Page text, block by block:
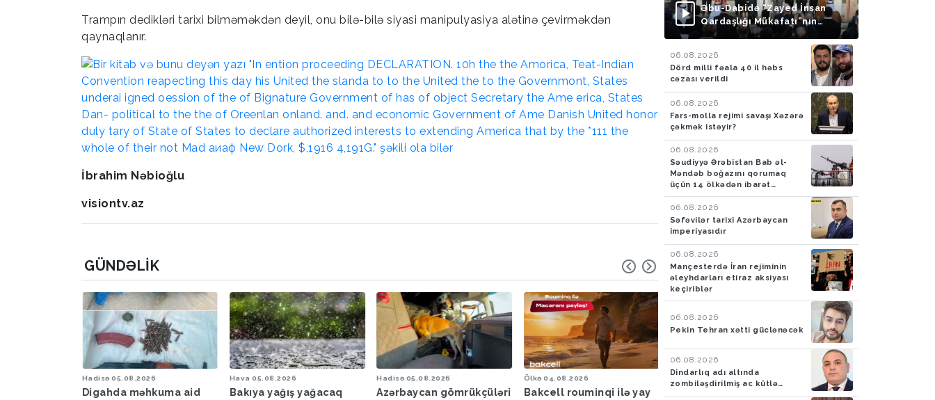
Trampın dedikləri tarixi bilməməkdən deyil, onu bilə-bilə siyasi manipulyasiya alətinə çevirməkdən
qaynaqlanır.
İbrahim Nəbioğlu
visiontv.az
GÜNDƏLIK
Hadisə 05.08.2026
Digahda məhkuma aid
Hava 05.08.2026
Bakıya yağış yağacaq
Hadisə 05.08.2026
Azərbaycan gömrükçüləri
Ölkə 04.08.2026
Bakcell rouminqi ilə yay
03.08.2026 Hadisə 03.08.2026
Azad edilmiş
Əbu-Dabidə “Zayed İnsan
Qardaşlığı Mükafatı”nın
təqdimolunma mərasimi
06.08.2026
Dörd milli fəala 40 il həbs
cəzası verildi
06.08.2026
Fars-molla rejimi savaşı Xəzərə
çəkmək istəyir?
06.08.2026
Səudiyyə Ərəbistan Bab əl-
Məndəb boğazını qorumaq
üçün 14 ölkədən ibarət
müdafiə koalisiyası yaradıb
06.08.2026
Səfəvilər tarixi Azərbaycan
imperiyasıdır
06.08.2026
Mançesterdə İran rejiminin
əleyhdarları etiraz aksiyası
keçiriblər
06.08.2026
Pekin Tehran xətti güclənəcək
06.08.2026
Dindarlıq adı altında
zombiləşdirilmiş ac kütlə…